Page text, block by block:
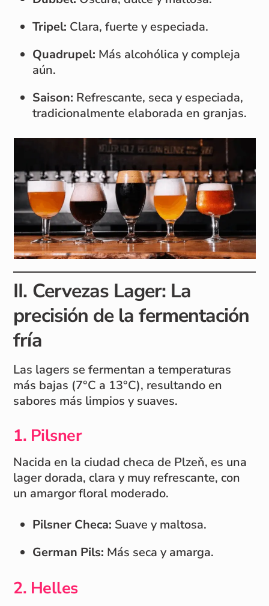
Tripel: Clara, fuerte y especiada.
Quadrupel: Más alcohólica y compleja
aún.
Saison: Refrescante, seca y especiada,
tradicionalmente elaborada en granjas.
II. Cervezas Lager: La
precisión de la fermentación
fría
Las lagers se fermentan a temperaturas
más bajas (7°C a 13°C), resultando en
sabores más limpios y suaves.
1. Pilsner
Nacida en la ciudad checa de Plzeň, es una
lager dorada, clara y muy refrescante, con
un amargor floral moderado.
Pilsner Checa: Suave y maltosa.
German Pils: Más seca y amarga.
2. Helles